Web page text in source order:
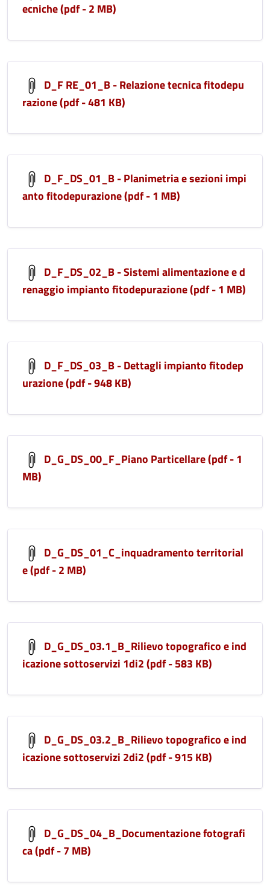
ecniche (pdf - 2 MB)
D_F RE_01_B - Relazione tecnica fitodepu
razione (pdf - 481 KB)
D_F_DS_01_B - Planimetria e sezioni impi
anto fitodepurazione (pdf - 1 MB)
D_F_DS_02_B - Sistemi alimentazione e d
renaggio impianto fitodepurazione (pdf - 1 MB)
D_F_DS_03_B - Dettagli impianto fitodep
urazione (pdf - 948 KB)
D_G_DS_00_F_Piano Particellare (pdf - 1
MB)
D_G_DS_01_C_inquadramento territorial
e (pdf - 2 MB)
D_G_DS_03.1_B_Rilievo topografico e ind
icazione sottoservizi 1di2 (pdf - 583 KB)
D_G_DS_03.2_B_Rilievo topografico e ind
icazione sottoservizi 2di2 (pdf - 915 KB)
D_G_DS_04_B_Documentazione fotografi
ca (pdf - 7 MB)